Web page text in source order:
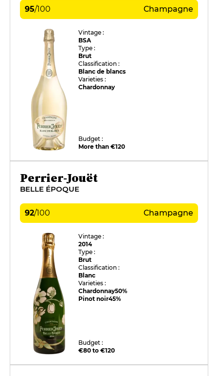
95/100 Champagne
Vintage :
BSA
Type :
Brut
Classification :
Blanc de blancs
Varieties :
Chardonnay
Budget :
More than €120
Perrier-Jouët
BELLE ÉPOQUE
92/100 Champagne
Vintage :
2014
Type :
Brut
Classification :
Blanc
Varieties :
Chardonnay50%
Pinot noir45%
Budget :
€80 to €120